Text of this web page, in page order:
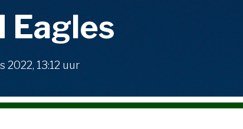
Eagles
2022, 13:12 uur